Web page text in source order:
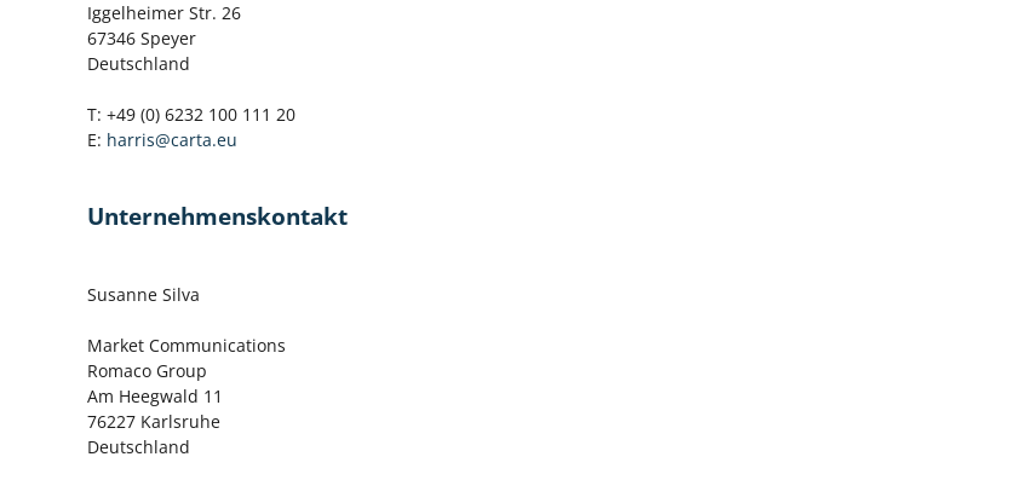
Iggelheimer Str. 26
67346 Speyer
Deutschland
T: +49 (0) 6232 100 111 20
E: harris@carta.eu
Unternehmenskontakt
Susanne Silva
Market Communications
Romaco Group
Am Heegwald 11
76227 Karlsruhe
Deutschland